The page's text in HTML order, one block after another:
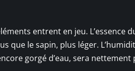
entrent en jeu. L’essence
que le sapin, plus léger.
gorgé d’eau, sera nettement